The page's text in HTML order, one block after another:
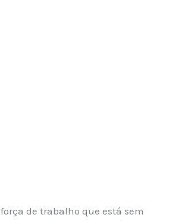
de trabalho que está sem